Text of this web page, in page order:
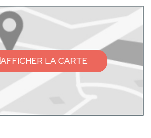
AFFICHER LA CARTE